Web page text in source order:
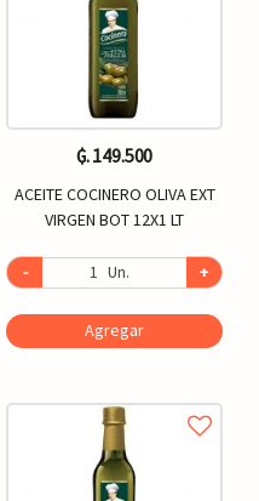
₲. 149.500
ACEITE COCINERO OLIVA EXT
VIRGEN BOT 12X1 LT
- Un. +
Agregar